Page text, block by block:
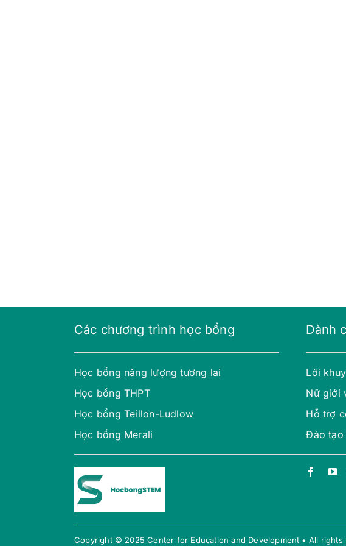
Các chương trình học bổng
Học bổng năng lượng tương lai
Học bổng THPT
Học bổng Teillon-Ludlow
Học bổng Merali
Dành
Lời
Nữ giới
Hỗ trợ
Đào tạo
Copyright © 2025 Center for Education and Development • All rights